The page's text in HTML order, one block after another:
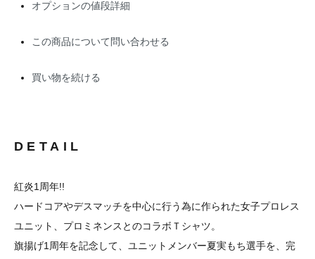
オプションの値段詳細
この商品について問い合わせる
買い物を続ける
DETAIL
紅炎1周年!!
ハードコアやデスマッチを中心に行う為に作られた女子プロレス
ユニット、プロミネンスとのコラボＴシャツ。
旗揚げ1周年を記念して、ユニットメンバー夏実もち選手を、完